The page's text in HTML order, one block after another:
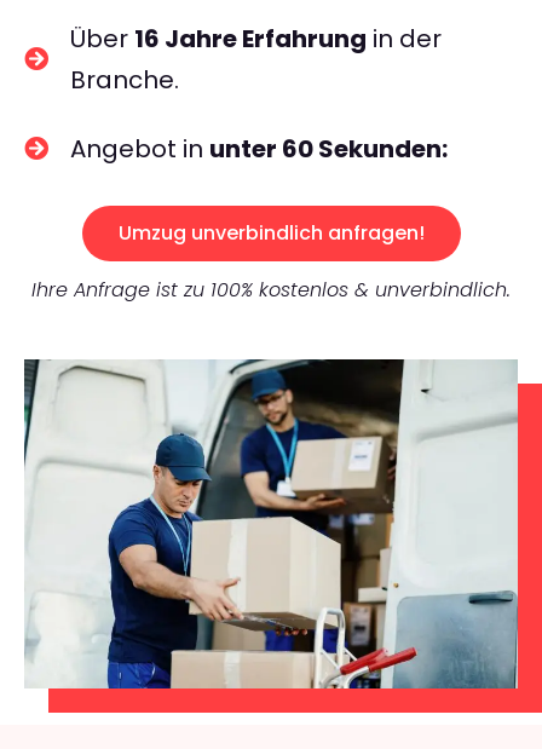
Über 16 Jahre Erfahrung in der
Branche.
Angebot in unter 60 Sekunden:
Umzug unverbindlich anfragen!
Ihre Anfrage ist zu 100% kostenlos & unverbindlich.